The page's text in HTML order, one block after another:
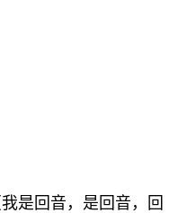
是回音，是回音，回